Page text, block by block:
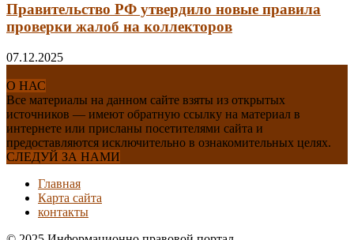
Правительство РФ утвердило новые правила
проверки жалоб на коллекторов
07.12.2025
О НАС
Все материалы на данном сайте взяты из открытых
источников — имеют обратную ссылку на материал в
интернете или присланы посетителями сайта и
предоставляются исключительно в ознакомительных целях.
СЛЕДУЙ ЗА НАМИ
Главная
Карта сайта
контакты